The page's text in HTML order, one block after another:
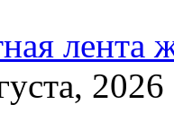
лента
2026